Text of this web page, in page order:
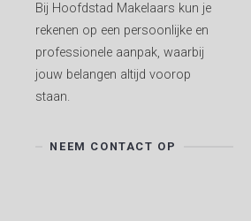
Bij Hoofdstad Makelaars kun je
rekenen op een persoonlijke en
professionele aanpak, waarbij
jouw belangen altijd voorop
staan.
NEEM CONTACT OP